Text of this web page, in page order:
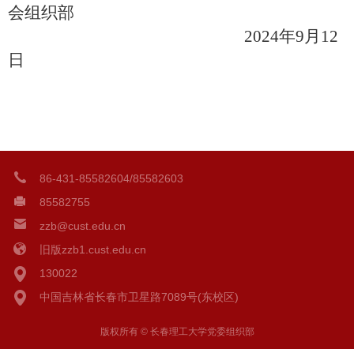
会组织部
2024年9月 12
日
86-431-85582604/85582603
85582755
zzb@cust.edu.cn
旧版zzb1.cust.edu.cn
130022
中国吉林省长春市卫星路7089号(东校区)
版权所有 © 长春理工大学党委组织部